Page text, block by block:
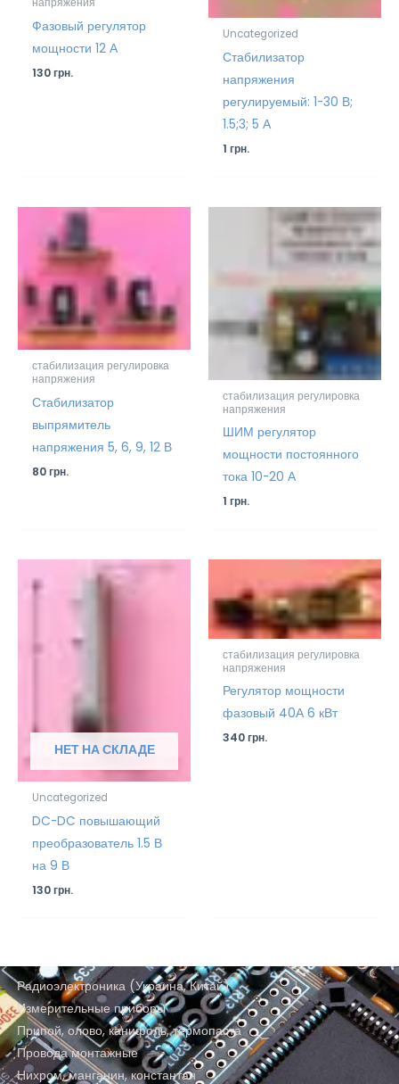
напряжения
Фазовый регулятор
мощности 12 А
130грн.
Uncategorized
Стабилизатор
напряжения
регулируемый: 1-30 В;
1.5;3; 5 А
1грн.
стабилизация регулировка
напряжения
Стабилизатор
выпрямитель
напряжения 5, 6, 9, 12 В
80грн.
стабилизация регулировка
напряжения
ШИМ регулятор
мощности постоянного
тока 10-20 А
1грн.
НЕТ НА СКЛАДЕ
Uncategorized
DC-DC повышающий
преобразователь 1.5 В
на 9 В
130грн.
стабилизация регулировка
напряжения
Регулятор мощности
фазовый 40А 6 кВт
340грн.
Радиоэлектроника (Украина, Китай)
Измерительные приборы
Припой, олово, канифоль, термопаста
Провода монтажные
Нихром, манганин, константан